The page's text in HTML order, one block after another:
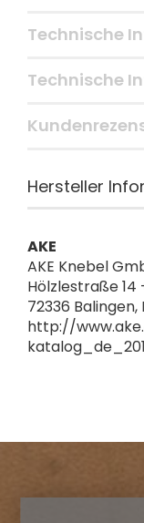
Technische
Technische
Hersteller
AKE
AKE Knebel
Hölzlestraße 14
72336
http://